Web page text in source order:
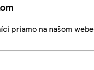
priamo na našom